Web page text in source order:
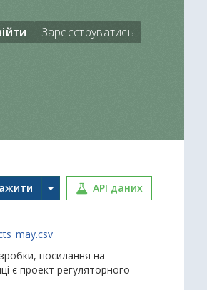
Зареєструватись
API даних
посилання на
є проект регуляторного